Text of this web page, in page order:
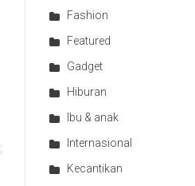
Fashion
Featured
Gadget
Hiburan
Ibu & anak
Internasional
Kecantikan